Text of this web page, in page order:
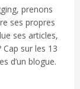
prenons
ses propres
ses articles,
sur les 13
d’un blogue.